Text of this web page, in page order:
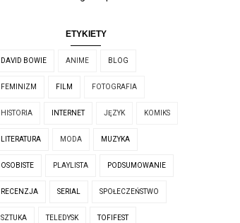
ETYKIETY
DAVID BOWIE ANIME BLOG
FEMINIZM FILM FOTOGRAFIA
HISTORIA INTERNET JĘZYK KOMIKS
LITERATURA MODA MUZYKA
OSOBISTE PLAYLISTA PODSUMOWANIE
RECENZJA SERIAL SPOŁECZEŃSTWO
SZTUKA TELEDYSK TOFIFEST